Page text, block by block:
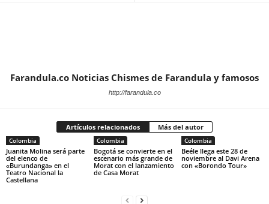
Farandula.co Noticias Chismes de Farandula y famosos
http://farandula.co
Artículos relacionados Más del autor
Colombia
Juanita Molina será parte
del elenco de
«Burundanga» en el
Teatro Nacional la
Castellana
Colombia
Bogotá se convierte en el
escenario más grande de
Morat con el lanzamiento
de Casa Morat
Colombia
Beéle llega este 28 de
noviembre al Davi Arena
con «Borondo Tour»